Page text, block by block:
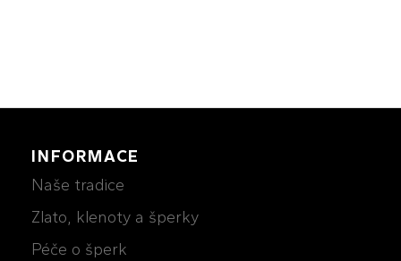
INFORMACE
Naše tradice
Zlato, klenoty a šperky
Péče o šperk